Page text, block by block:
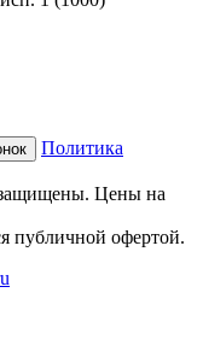
Политика
Цены на
публичной офертой.